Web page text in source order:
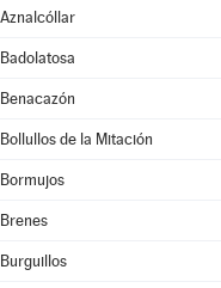
Aznalcóllar
Badolatosa
Benacazón
Bollullos de la Mitación
Bormujos
Brenes
Burguillos